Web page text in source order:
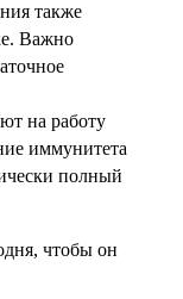
также
Важно
на работу
иммунитета
полный
чтобы он